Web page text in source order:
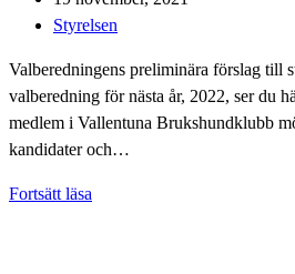
publicerat:
Inläggskategori:
Styrelsen
Valberedningens preliminära förslag till
valberedning för nästa år, 2022, ser du
medlem i Vallentuna Brukshundklubb
kandidater och…
Fortsätt läsa